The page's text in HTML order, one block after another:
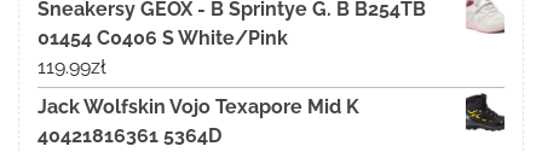
Sneakersy GEOX - B Sprintye G. B B254TB
01454 C0406 S White/Pink
119.99zł
Jack Wolfskin Vojo Texapore Mid K
40421816361 5364D